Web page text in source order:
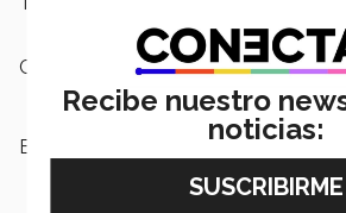
Campus:
Escuelas: Ciencias
Recibe nuestro
noticias: